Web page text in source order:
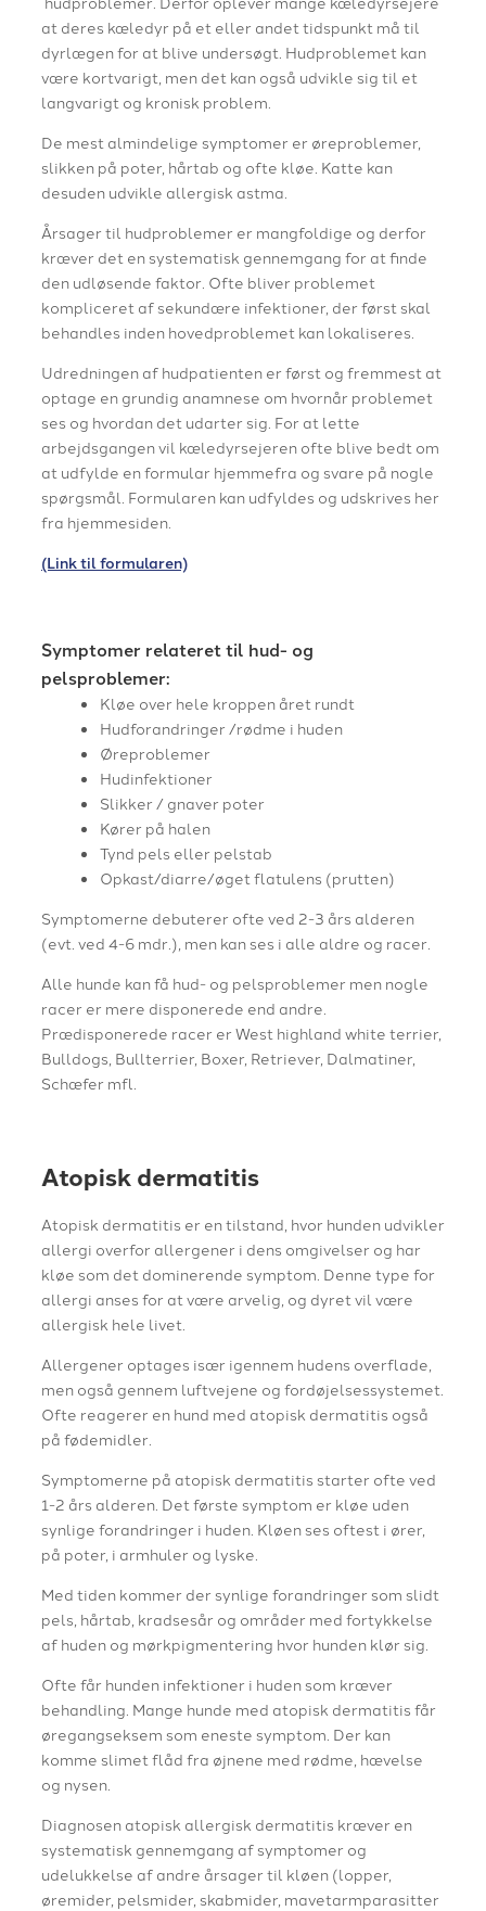
at deres kæledyr på et eller andet tidspunkt må til
dyrlægen for at blive undersøgt. Hudproblemet kan
være kortvarigt, men det kan også udvikle sig til et
langvarigt og kronisk problem.
​De mest almindelige symptomer er øreproblemer,
slikken på poter, hårtab og ofte kløe. Katte kan
desuden udvikle allergisk astma.
​Årsager til hudproblemer er mangfoldige og derfor
kræver det en systematisk gennemgang for at finde
den udløsende faktor. Ofte bliver problemet
kompliceret af sekundære infektioner, der først skal
behandles inden hovedproblemet kan lokaliseres.
​Udredningen af hudpatienten er først og fremmest at
optage en grundig anamnese om hvornår problemet
ses og hvordan det udarter sig. For at lette
arbejdsgangen vil kæledyrsejeren ofte blive bedt om
at udfylde en formular hjemmefra og svare på nogle
spørgsmål. Formularen kan udfyldes og udskrives her
fra hjemmesiden.
(Link til formularen)
Symptomer relateret til hud- og
pelsproblemer:
​Kløe over hele kroppen året rundt
Hudforandringer /rødme i huden
Øreproblemer
Hudinfektioner
Slikker / gnaver poter
Kører på halen
Tynd pels eller pelstab
Opkast/diarre/øget flatulens (prutten)
​Symptomerne debuterer ofte ved 2-3 års alderen
(evt. ved 4-6 mdr.), men kan ses i alle aldre og racer.
Alle hunde kan få hud- og pelsproblemer men nogle
racer er mere disponerede end andre.
Prædisponerede racer er West highland white terrier,
Bulldogs, Bullterrier, Boxer, Retriever, Dalmatiner,
Schæfer mfl.
Atopisk dermatitis
Atopisk dermatitis er en tilstand, hvor hunden udvikler
allergi overfor allergener i dens omgivelser og har
kløe som det dominerende symptom. Denne type for
allergi anses for at være arvelig, og dyret vil være
allergisk hele livet.
​Allergener optages især igennem hudens overflade,
men også gennem luftvejene og fordøjelsessystemet.
Ofte reagerer en hund med atopisk dermatitis også
på fødemidler.
​Symptomerne på atopisk dermatitis starter ofte ved
1-2 års alderen. Det første symptom er kløe uden
synlige forandringer i huden. Kløen ses oftest i ører,
på poter, i armhuler og lyske.
​Med tiden kommer der synlige forandringer som slidt
pels, hårtab, kradsesår og områder med fortykkelse
af huden og mørkpigmentering hvor hunden klør sig.​
Ofte får hunden infektioner i huden som kræver
behandling. Mange hunde med atopisk dermatitis får
øregangseksem som eneste symptom. Der kan
komme slimet flåd fra øjnene med rødme, hævelse
og nysen.
​Diagnosen atopisk allergisk dermatitis kræver en
systematisk gennemgang af symptomer og
udelukkelse af andre årsager til kløen (lopper,
øremider, pelsmider, skabmider, mavetarmparasitter